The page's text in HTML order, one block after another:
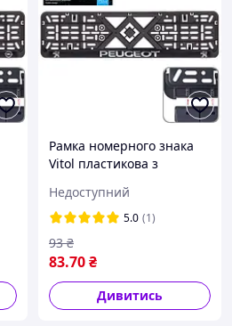
Рамка номерного знака
Vitol пластикова з
PEUGEOT (чорна)
Недоступний
5.0 (1)
83.70₴
93 ₴
Дивитись